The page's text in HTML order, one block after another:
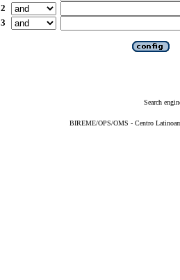
2
3
Search
BIREME/OPS/OMS - Centro